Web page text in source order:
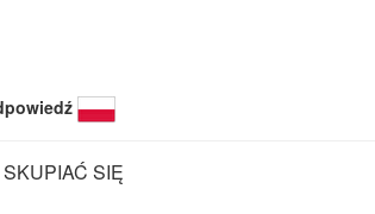
SKUPIAĆ SIĘ